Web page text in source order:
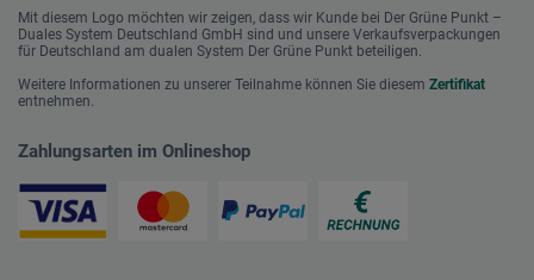
Mit diesem Logo möchten wir zeigen, dass wir Kunde bei Der Grüne Punkt –
Duales System Deutschland GmbH sind und unsere Verkaufsverpackungen
für Deutschland am dualen System Der Grüne Punkt beteiligen.
Weitere Informationen zu unserer Teilnahme können Sie diesem Zertifikat
entnehmen.
Zahlungsarten im Onlineshop